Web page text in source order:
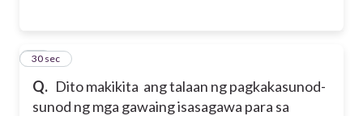
Q. Dito makikita ang talaan ng pagkakasunod-
sunod ng mga gawaing isasagawa para sa
39
30 sec